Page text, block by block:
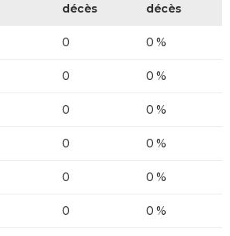
décès
décès
0 0 %
0 0 %
0 0 %
0 0 %
0 0 %
0 0 %